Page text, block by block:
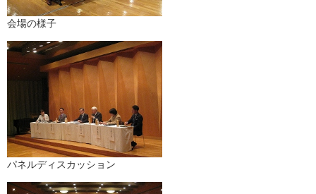
会場の様子
パネルディスカッション